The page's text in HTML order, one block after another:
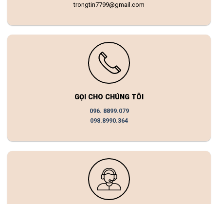
trongtin7799@gmail.com
GỌI CHO CHÚNG TÔI
096. 8899.079
098.8990.364